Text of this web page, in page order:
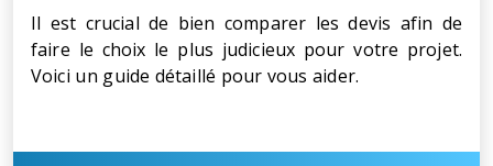
Il est crucial de bien comparer les devis afin de
faire le choix le plus judicieux pour votre projet.
Voici un guide détaillé pour vous aider.